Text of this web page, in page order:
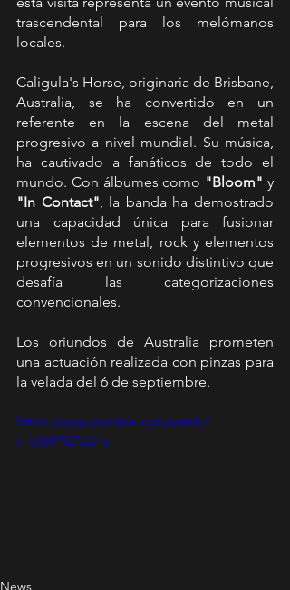
trascendental para los melómanos
locales.
Caligula's Horse, originaria de Brisbane,
Australia, se ha convertido en un
referente en la escena del metal
progresivo a nivel mundial. Su música,
ha cautivado a fanáticos de todo el
mundo. Con álbumes como "Bloom"
"In Contact" , la banda ha demostrado
una capacidad única para fusionar
elementos de metal, rock y elementos
progresivos en un sonido distintivo que
desafía las categorizaciones
convencionales.
Los oriundos de Australia prometen
una actuación realizada con pinzas para
la velada del 6 de septiembre.
https://www.youtube.com/watch?
v=UNIP5LPuLHo
News